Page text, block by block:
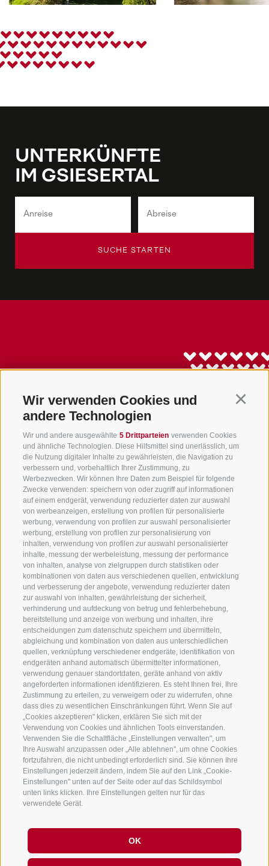
Wir verwenden Cookies und
andere Technologien
Wir und andere ausgewählte 5 Drittparteien verwenden Cookies
und ähnliche Technologien. Diese Hilfsmittel sind unerlässlich, um
die Nutzung digitaler Inhalte zu gewährleisten, die Navigation zu
verbessern und, vorbehaltlich Ihrer Zustimmung, zu
Werbezwecken. Wir können Ihre Daten zum Beispiel für folgende
Zwecke verwenden: speichern von oder zugriff auf informationen
auf einem endgerät, verwendung reduzierter daten zur auswahl
von werbeanzeigen, erstellung von profilen für personalisierte
werbung, verwendung von profilen zur auswahl personalisierter
werbung, erstellung von profilen zur personalisierung von
inhalten, verwendung von profilen zur auswahl personalisierter
inhalte, messung der werbeleistung, messung der performance
von inhalten, analyse von zielgruppen durch statistiken oder
kombinationen von daten aus verschiedenen quellen, entwicklung
und verbesserung der angebote, verwendung reduzierter daten
zur auswahl von inhalten, gewährleistung der sicherheit,
verhinderung und aufdeckung von betrug und fehlerbehebung,
bereitstellung und anzeige von werbung und inhalten, ihre
entscheidungen zum datenschutz speichern und übermitteln,
abgleichung und kombination von daten aus unterschiedlichen
quellen, verknüpfung verschiedener endgeräte, identifikation von
endgeräten anhand automatisch übermittelter informationen,
verwendung genauer standortdaten, geräte anhand von aktiv
angeforderten informationen identifizieren. Es steht Ihnen frei, Ihre
Zustimmung zu erteilen, zu verweigern oder zu widerrufen, ohne
dass dies zu wesentlichen Einschränkungen führt. Wenn Sie auf
„Cookies akzeptieren" klicken, erklären Sie sich mit der
Verwendung von Cookies und ähnlichen Tools einverstanden.
Verwenden Sie die Schaltfläche „Einstellungen verwalten", um
Ihre Auswahl anzupassen oder „Alle ablehnen", um ohne Cookies
fortzufahren, die nicht unbedingt erforderlich sind. Sie können Ihre
Einstellungen jederzeit ändern, indem Sie auf den Link „Cookie-
Einstellungen" unten auf der Seite oder auf das Schildsymbol
unten links klicken. Ihre Einstellungen gelten nur für das
verwendete Gerät.
OK
UNTERKÜNFTE
IM GSIESERTAL
SUCHE STARTEN
info@gsieser-tal.com
+39 0474 978 436
Tourismusgenossenschaft Gsiesertal - Welsberg - Taisten in
Südtirol
St. Martin 10a I-39030 Gsiesertal
Sei jederzeit informiert und up to date!
NEWSLETTER
Unterkünfte
Hotel
Garni/B&B
Residence/Ferienwohnung
Themen
Die Region
Aktiv erleben
Service
Anreise
Mobility Center